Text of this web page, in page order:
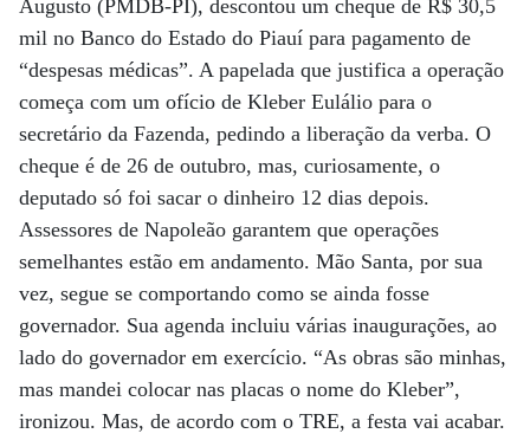
Augusto (PMDB-PI), descontou um cheque de R$ 30,5
mil no Banco do Estado do Piauí para pagamento de
“despesas médicas”. A papelada que justifica a operação
começa com um ofício de Kleber Eulálio para o
secretário da Fazenda, pedindo a liberação da verba. O
cheque é de 26 de outubro, mas, curiosamente, o
deputado só foi sacar o dinheiro 12 dias depois.
Assessores de Napoleão garantem que operações
semelhantes estão em andamento. Mão Santa, por sua
vez, segue se comportando como se ainda fosse
governador. Sua agenda incluiu várias inaugurações, ao
lado do governador em exercício. “As obras são minhas,
mas mandei colocar nas placas o nome do Kleber”,
ironizou. Mas, de acordo com o TRE, a festa vai acabar.